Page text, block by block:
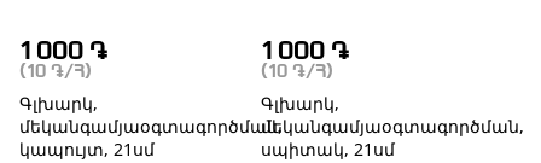
1 000 ֏
(10 ֏ /Հ)
Գլխարկ,
մեկանգամյաօգտագործման,
կապույտ, 21սմ
1 000 ֏
(10 ֏ /Հ)
Գլխարկ,
մեկանգամյաօգտագործման,
սպիտակ, 21սմ